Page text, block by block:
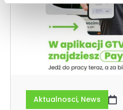
Aktualnosci, News